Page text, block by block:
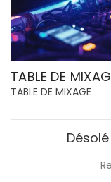
TABLE DE
TABLE DE MIXAGE